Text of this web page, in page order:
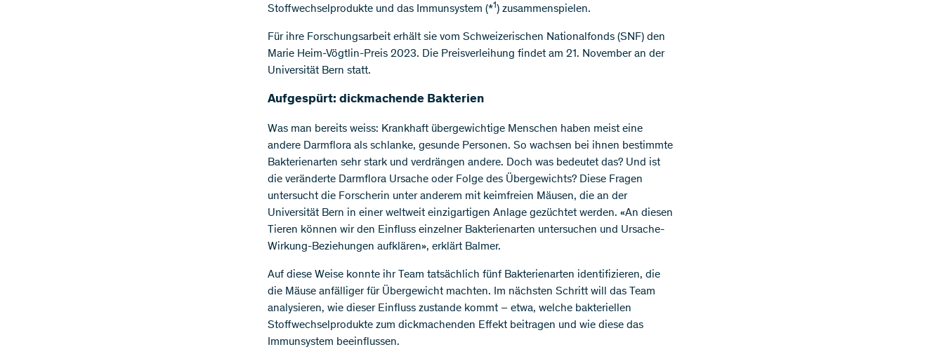
Stoffwechselprodukte und das Immunsystem (*1) zusammenspielen.
Für ihre Forschungsarbeit erhält sie vom Schweizerischen Nationalfonds (SNF) den
Marie Heim-Vögtlin-Preis 2023. Die Preisverleihung findet am 21. November an der
Universität Bern statt.
Aufgespürt: dickmachende Bakterien
Was man bereits weiss: Krankhaft übergewichtige Menschen haben meist eine
andere Darmflora als schlanke, gesunde Personen. So wachsen bei ihnen bestimmte
Bakterienarten sehr stark und verdrängen andere. Doch was bedeutet das? Und ist
die veränderte Darmflora Ursache oder Folge des Übergewichts? Diese Fragen
untersucht die Forscherin unter anderem mit keimfreien Mäusen, die an der
Universität Bern in einer weltweit einzigartigen Anlage gezüchtet werden. «An diesen
Tieren können wir den Einfluss einzelner Bakterienarten untersuchen und Ursache-
Wirkung-Beziehungen aufklären», erklärt Balmer.
Auf diese Weise konnte ihr Team tatsächlich fünf Bakterienarten identifizieren, die
die Mäuse anfälliger für Übergewicht machten. Im nächsten Schritt will das Team
analysieren, wie dieser Einfluss zustande kommt – etwa, welche bakteriellen
Stoffwechselprodukte zum dickmachenden Effekt beitragen und wie diese das
Immunsystem beeinflussen.